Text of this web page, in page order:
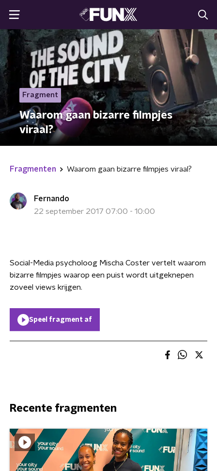
Fragment
Waarom gaan bizarre filmpjes
viraal?
Fragmenten Waarom gaan bizarre filmpjes viraal?
Fernando
22 september 2017 07:00 - 10:00
Social-Media psycholoog Mischa Coster vertelt waarom
bizarre filmpjes waarop een puist wordt uitgeknepen
zoveel views krijgen.
Speel fragment af
Recente fragmenten